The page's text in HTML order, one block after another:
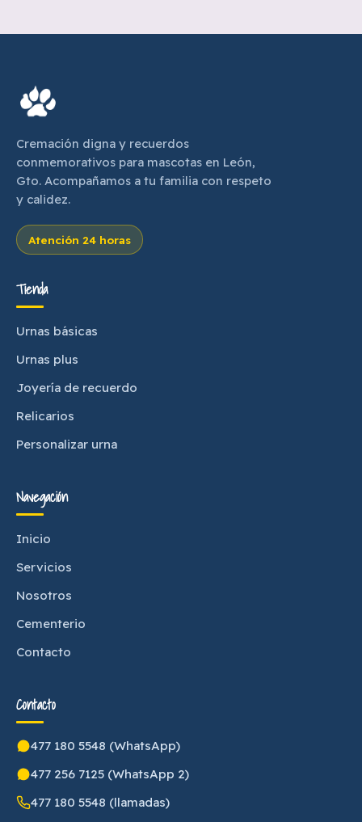
Cremación digna y recuerdos
conmemorativos para mascotas en León,
Gto. Acompañamos a tu familia con respeto
y calidez.
Atención 24 horas
Tienda
Urnas básicas
Urnas plus
Joyería de recuerdo
Relicarios
Personalizar urna
Navegación
Inicio
Servicios
Nosotros
Cementerio
Contacto
Contacto
477 180 5548 (WhatsApp)
477 256 7125 (WhatsApp 2)
477 180 5548 (llamadas)